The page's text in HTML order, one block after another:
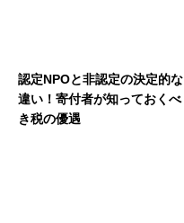
認定NPOと非認定の決定的な
違い！寄付者が知っておくべ
き税の優遇